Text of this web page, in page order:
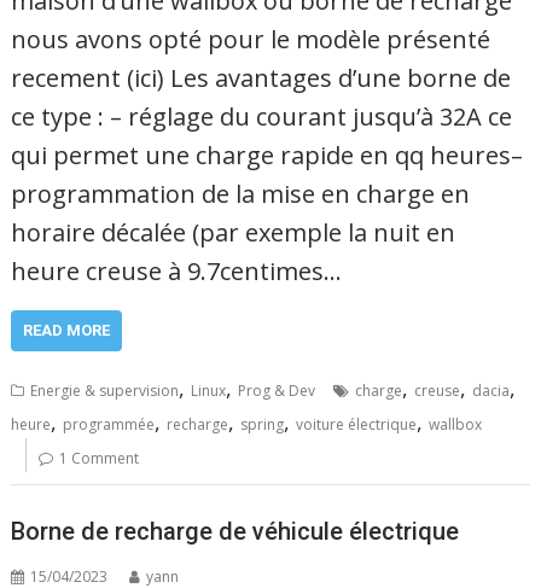
nous avons opté pour le modèle présenté
recement (ici) Les avantages d’une borne de
ce type : – réglage du courant jusqu’à 32A ce
qui permet une charge rapide en qq heures–
programmation de la mise en charge en
horaire décalée (par exemple la nuit en
heure creuse à 9.7centimes…
READ MORE
Energie & supervision, Linux, Prog & Dev charge, creuse, dacia,
heure, programmée, recharge, spring,voiture électrique,wallbox
1 Comment
Borne de recharge de véhicule électrique
15/04/2023 yann